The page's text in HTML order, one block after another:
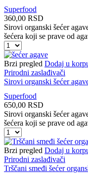
Superfood
360,00 RSD
Sirovi organski šećer
šećera koji se prave od
Sirovi
organski
agave
šećer
150g
Brzi pregled Dodaj u
Prirodni zaslađivači
Sirovi organski šećer
Superfood
650,00 RSD
Sirovi organski šećer
šećera koji se prave od
Sirovi
organski
šećer
agave
300g
Brzi pregled Dodaj u
Prirodni zaslađivači
Trščani smeđi šećer